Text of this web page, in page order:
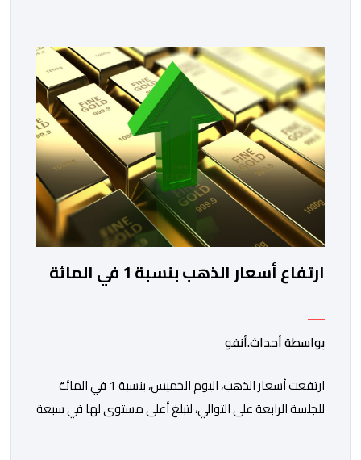
تهدف هذه المبادرة إلى تمكين مغاربة العالم من الاطلاع
على فرص الاستثمار المتاحة بمختلف جهات المملكة،
والاستفادة من مواكبة عن قرب تساعدهم […]
ارتفاع أسعار الذهب بنسبة 1 في المائة
بواسطة أحداث.أنفو
ارتفعت أسعار الذهب، اليوم الخميس، بنسبة 1 في المائة
للجلسة الرابعة على التوالي، لتبلغ أعلى مستوى لها في سبعة